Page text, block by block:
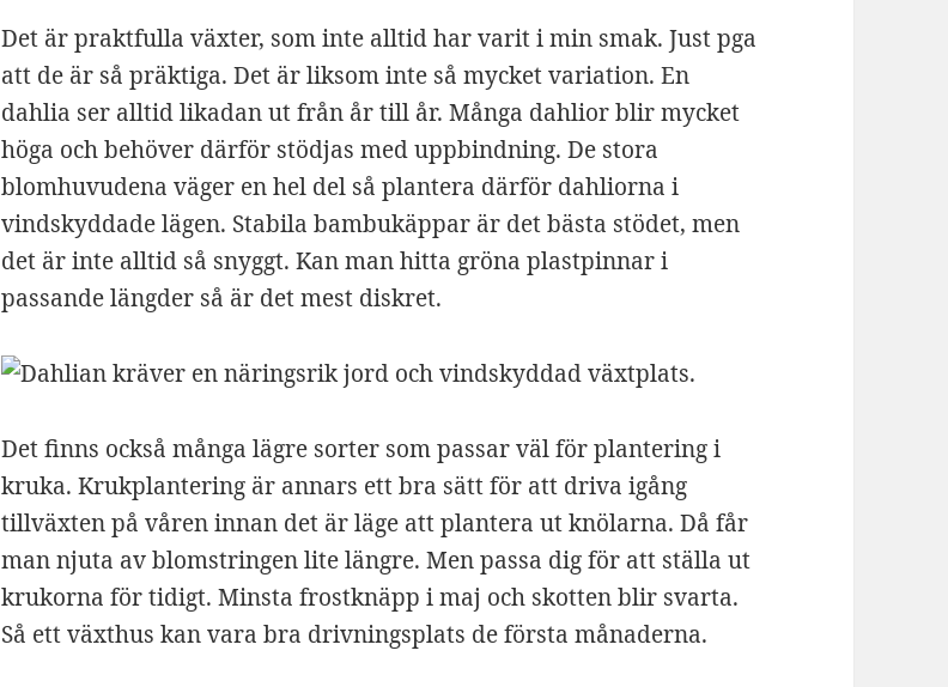
Det är praktfulla växter, som inte alltid har varit i min smak. Just pga
att de är så präktiga. Det är liksom inte så mycket variation. En
dahlia ser alltid likadan ut från år till år. Många dahlior blir mycket
höga och behöver därför stödjas med uppbindning. De stora
blomhuvudena väger en hel del så plantera därför dahliorna i
vindskyddade lägen. Stabila bambukäppar är det bästa stödet, men
det är inte alltid så snyggt. Kan man hitta gröna plastpinnar i
passande längder så är det mest diskret.
Det finns också många lägre sorter som passar väl för plantering i
kruka. Krukplantering är annars ett bra sätt för att driva igång
tillväxten på våren innan det är läge att plantera ut knölarna. Då får
man njuta av blomstringen lite längre. Men passa dig för att ställa ut
krukorna för tidigt. Minsta frostknäpp i maj och skotten blir svarta.
Så ett växthus kan vara bra drivningsplats de första månaderna.